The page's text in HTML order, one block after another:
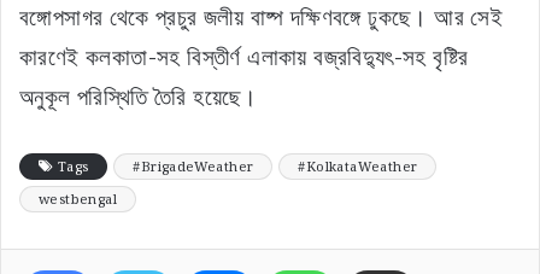
বঙ্গোপসাগর থেকে প্রচুর জলীয় বাষ্প দক্ষিণবঙ্গে ঢুকছে। আর সেই
কারণেই কলকাতা-সহ বিস্তীর্ণ এলাকায় বজ্রবিদ্যুৎ-সহ বৃষ্টির
অনুকূল পরিস্থিতি তৈরি হয়েছে।
Tags #BrigadeWeather
#KolkataWeather
westbengal